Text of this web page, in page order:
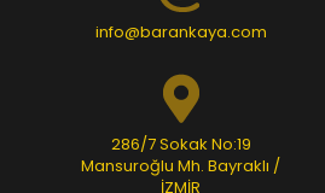
info@barankaya.com
286/7 Sokak No:19
Mansuroğlu Mh. Bayraklı /
İZMİR